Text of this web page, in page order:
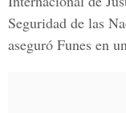
Seguridad de las
aseguró Funes en